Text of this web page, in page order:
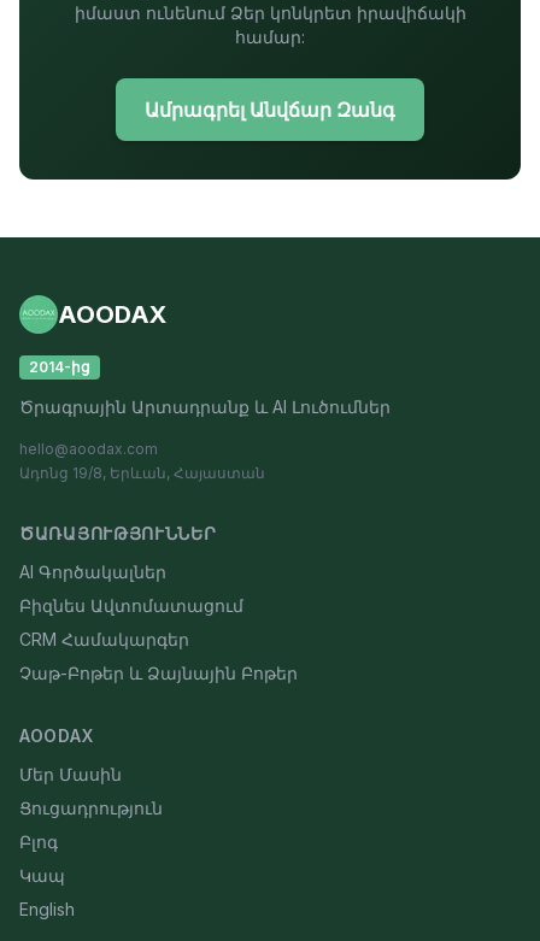
իմաստ ունենում Ձեր կոնկրետ իրավիճակի
համար:
Ամրագրել Անվճար Զանգ
AOODAX
2014-ից
Ծրագրային Արտադրանք և AI Լուծումներ
hello@aoodax.com
Ադոնց 19/8, Երևան, Հայաստան
ԾԱՌԱՅՈՒԹՅՈՒՆՆԵՐ
AI Գործակալներ
Բիզնես Ավտոմատացում
CRM Համակարգեր
Չաթ-Բոթեր և Ձայնային Բոթեր
AOODAX
Մեր Մասին
Ցուցադրություն
Բլոգ
Կապ
English